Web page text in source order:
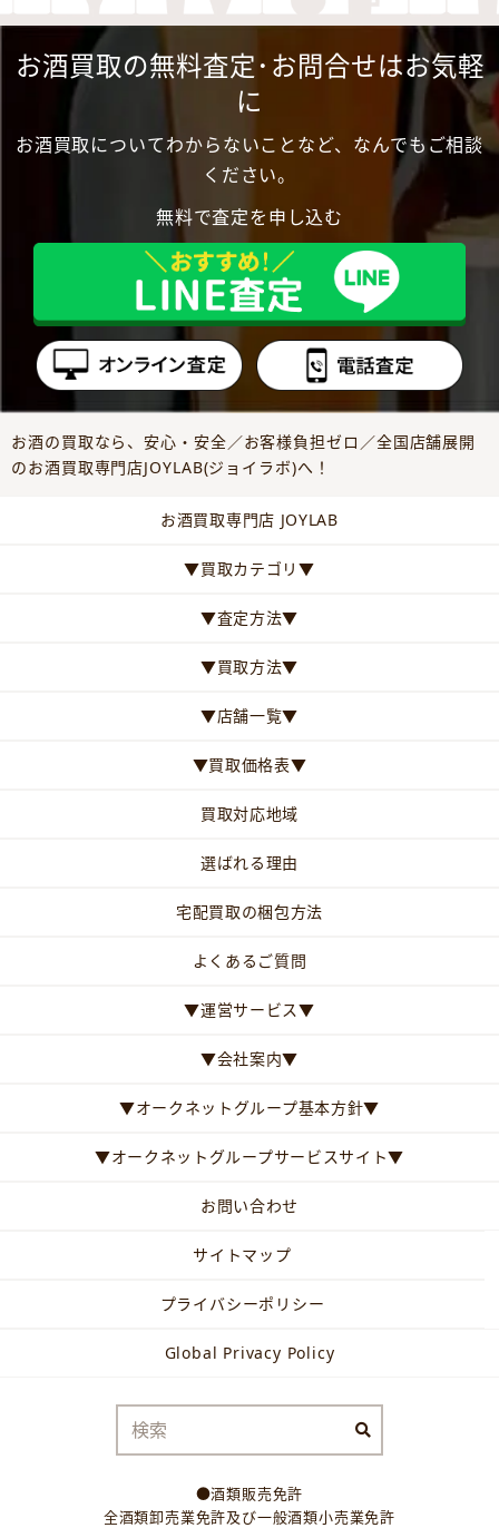
お酒買取の無料査定･お問合せはお気軽
に
お酒買取についてわからないことなど、なんでもご相談
ください。
無料で査定を申し込む
お酒の買取なら、安心・安全／お客様負担ゼロ／全国店舗展開
のお酒買取専門店JOYLAB(ジョイラボ)へ！
お酒買取専門店 JOYLAB
▼買取カテゴリ▼
▼査定方法▼
▼買取方法▼
▼店舗一覧▼
▼買取価格表▼
買取対応地域
選ばれる理由
宅配買取の梱包方法
よくあるご質問
▼運営サービス▼
▼会社案内▼
▼オークネットグループ基本方針▼
▼オークネットグループサービスサイト▼
お問い合わせ
サイトマップ
プライバシーポリシー
Global Privacy Policy
●酒類販売免許
全酒類卸売業免許及び一般酒類小売業免許